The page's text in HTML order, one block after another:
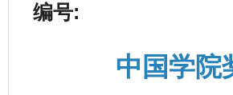
编号:
中国学院